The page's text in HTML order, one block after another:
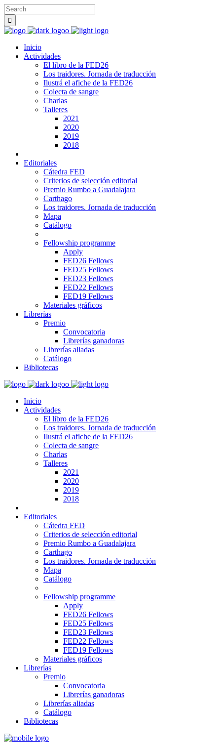
Inicio
Actividades
El libro de la FED26
Los traidores. Jornada de traducción
Ilustrá el afiche de la FED26
Colecta de sangre
Charlas
Talleres
2021
2020
2019
2018
Editoriales
Cátedra FED
Criterios de selección editorial
Premio Rumbo a Guadalajara
Carthago
Los traidores. Jornada de traducción
Mapa
Catálogo
Fellowship programme
Apply
FED26 Fellows
FED25 Fellows
FED23 Fellows
FED22 Fellows
FED19 Fellows
Materiales gráficos
Librerías
Premio
Convocatoria
Librerías ganadoras
Librerías aliadas
Catálogo
Bibliotecas
Inicio
Actividades
El libro de la FED26
Los traidores. Jornada de traducción
Ilustrá el afiche de la FED26
Colecta de sangre
Charlas
Talleres
2021
2020
2019
2018
Editoriales
Cátedra FED
Criterios de selección editorial
Premio Rumbo a Guadalajara
Carthago
Los traidores. Jornada de traducción
Mapa
Catálogo
Fellowship programme
Apply
FED26 Fellows
FED25 Fellows
FED23 Fellows
FED22 Fellows
FED19 Fellows
Materiales gráficos
Librerías
Premio
Convocatoria
Librerías ganadoras
Librerías aliadas
Catálogo
Bibliotecas